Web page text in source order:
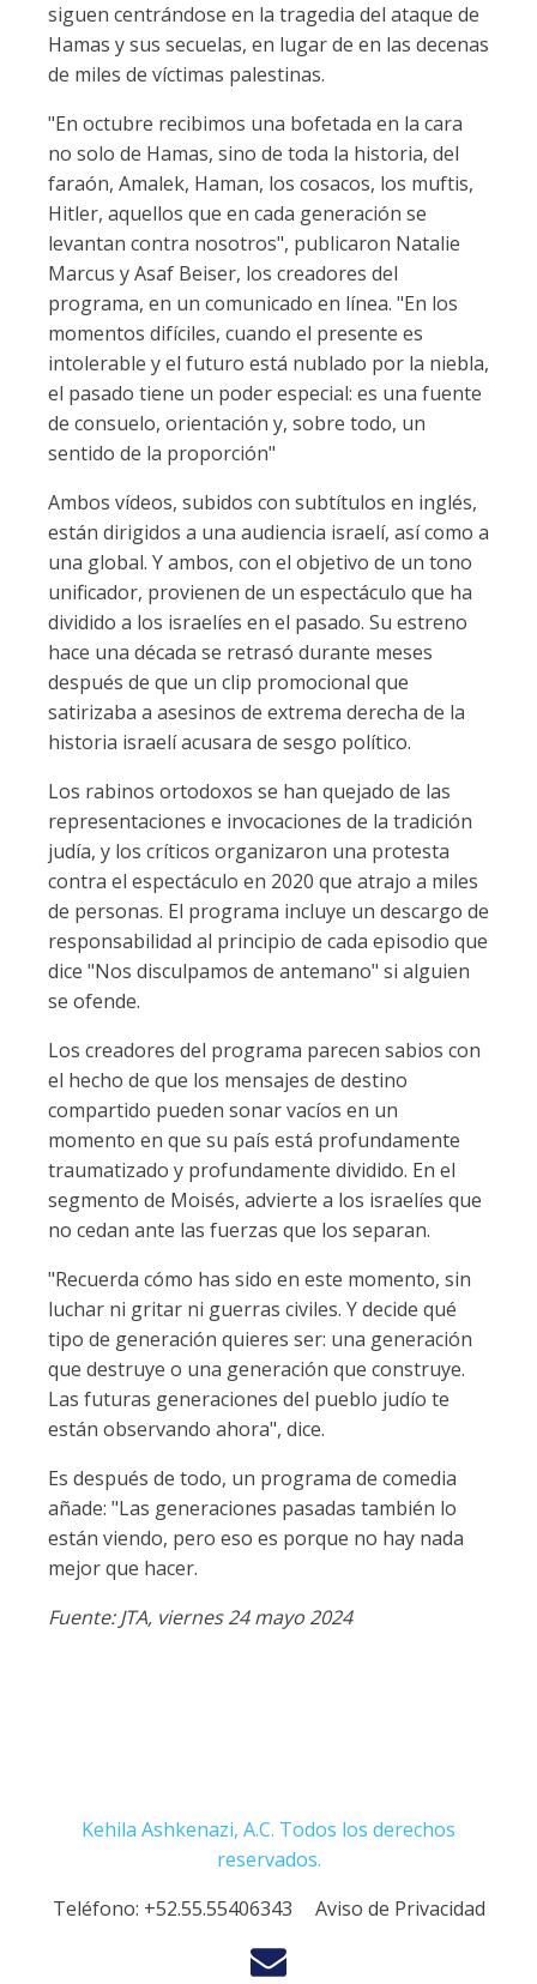
siguen centrándose en la tragedia del ataque de
Hamas y sus secuelas, en lugar de en las decenas
de miles de víctimas palestinas.
"En octubre recibimos una bofetada en la cara
no solo de Hamas, sino de toda la historia, del
faraón, Amalek, Haman, los cosacos, los muftis,
Hitler, aquellos que en cada generación se
levantan contra nosotros", publicaron Natalie
Marcus y Asaf Beiser, los creadores del
programa, en un comunicado en línea. "En los
momentos difíciles, cuando el presente es
intolerable y el futuro está nublado por la niebla,
el pasado tiene un poder especial: es una fuente
de consuelo, orientación y, sobre todo, un
sentido de la proporción"
Ambos vídeos, subidos con subtítulos en inglés,
están dirigidos a una audiencia israelí, así como a
una global. Y ambos, con el objetivo de un tono
unificador, provienen de un espectáculo que ha
dividido a los israelíes en el pasado. Su estreno
hace una década se retrasó durante meses
después de que un clip promocional que
satirizaba a asesinos de extrema derecha de la
historia israelí acusara de sesgo político.
Los rabinos ortodoxos se han quejado de las
representaciones e invocaciones de la tradición
judía, y los críticos organizaron una protesta
contra el espectáculo en 2020 que atrajo a miles
de personas. El programa incluye un descargo de
responsabilidad al principio de cada episodio que
dice "Nos disculpamos de antemano" si alguien
se ofende.
Los creadores del programa parecen sabios con
el hecho de que los mensajes de destino
compartido pueden sonar vacíos en un
momento en que su país está profundamente
traumatizado y profundamente dividido. En el
segmento de Moisés, advierte a los israelíes que
no cedan ante las fuerzas que los separan.
"Recuerda cómo has sido en este momento, sin
luchar ni gritar ni guerras civiles. Y decide qué
tipo de generación quieres ser: una generación
que destruye o una generación que construye.
Las futuras generaciones del pueblo judío te
están observando ahora", dice.
Es después de todo, un programa de comedia
añade: "Las generaciones pasadas también lo
están viendo, pero eso es porque no hay nada
mejor que hacer.
Fuente: JTA, viernes 24 mayo 2024
Kehila Ashkenazi, A.C. Todos los derechos
reservados.
Teléfono: +52.55.55406343 Aviso de Privacidad